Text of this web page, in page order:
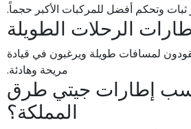
وتحكم أفضل للمركبات الأكبر حجماً.
الرحلات الطويلة
لمسافات طويلة ويرغبون في قيادة
مريحة وهادئة.
إطارات جيتي طرق
المملكة؟